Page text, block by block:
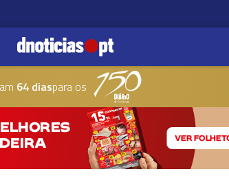
64 diaspara os